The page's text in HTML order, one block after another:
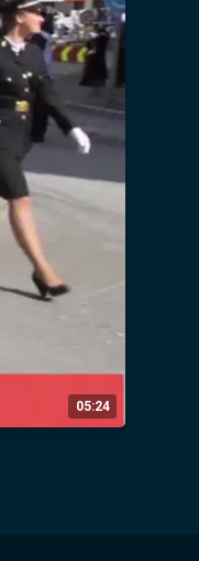
05:24